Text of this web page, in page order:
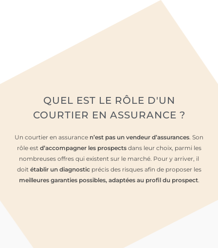
QUEL EST LE RÔLE D'UN
COURTIER EN ASSURANCE ?
Un courtier en assurance n’est pas un vendeur d’assurances. Son
rôle est d’accompagner les prospects dans leur choix, parmi les
nombreuses offres qui existent sur le marché. Pour y arriver, il
doit établir un diagnostic précis des risques afin de proposer les
meilleures garanties possibles, adaptées au profil du prospect.